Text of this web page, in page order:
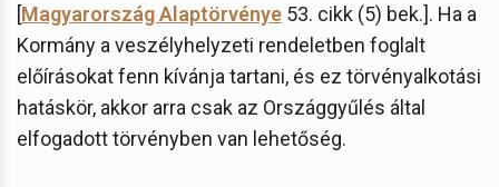
[Magyarország Alaptörvénye 53. cikk (5) bek.]. Ha a
Kormány a veszélyhelyzeti rendeletben foglalt
előírásokat fenn kívánja tartani, és ez törvényalkotási
hatáskör, akkor arra csak az Országgyűlés által
elfogadott törvényben van lehetőség.